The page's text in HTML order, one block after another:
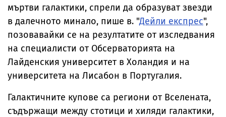
мъртви галактики, спрели да образуват звезди
в далечното минало, пише в. "Дейли експрес",
позовавайки се на резултатите от изследвания
на специалисти от Обсерваторията на
Лайденския университет в Холандия и на
университета на Лисабон в Португалия.
Галактичните купове са региони от Вселената,
съдържащи между стотици и хиляди галактики,